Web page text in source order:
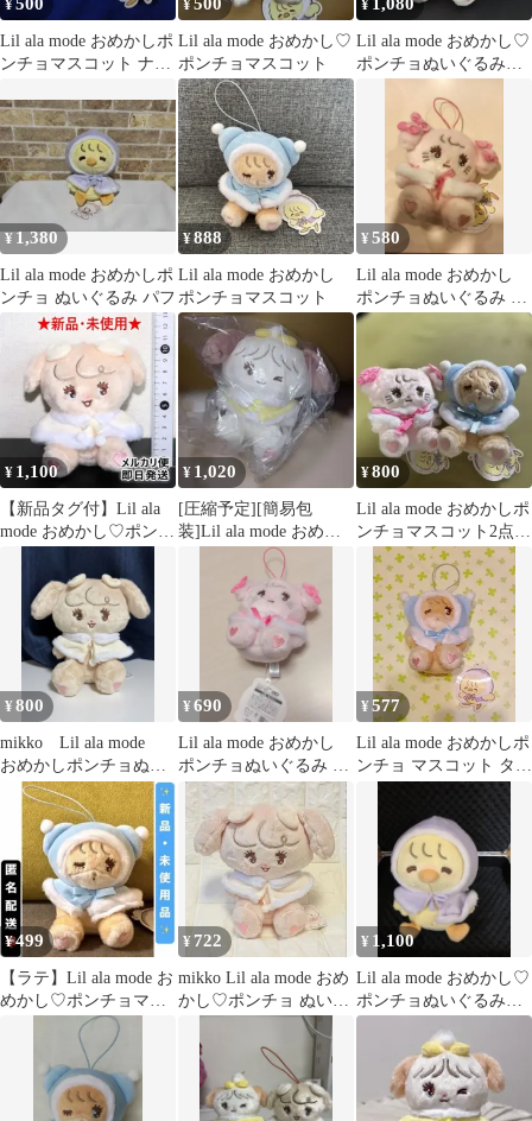
¥
Lil ala mode おめかしポ
ンチョマスコット ナッ
¥
Lil ala mode おめかし♡
ポンチョマスコット
¥
Lil ala mode おめかし♡
ポンチョぬいぐるみ
キャミー 新品タグ付
¥1,380
Lil ala mode おめかしポ
ンチョ ぬいぐるみ パフ
¥888
Lil ala mode おめかし
ポンチョマスコット
¥580
Lil ala mode おめかし
ポンチョぬいぐるみ キ
ャミー mikko
¥ 1,100
【新品タグ付】Lil ala
mode おめかし♡ポンチ
¥ 1,020
[圧縮予定][簡易包
装]Lil ala mode おめか
し ポンチョ ぬいぐ
¥800
Lil ala mode おめかしポ
ンチョマスコット2点セ
ット
¥800
mikko Lil ala mode
おめかしポンチョぬい
ぐるみ ナッツ
¥690
Lil ala mode おめかし
ポンチョぬいぐるみ キ
ャミー mikko
¥577
Lil ala mode おめかしポ
ンチョ マスコット タグ
¥499
【ラテ】Lil ala mode お
めかし♡ポンチョマス
¥ 722
mikko Lil ala mode おめ
かし♡ポンチョ ぬいぐ
¥ 1,100
Lil ala mode おめかし♡
ポンチョぬいぐるみ
パフ